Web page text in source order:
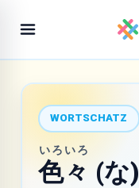
WORTSCHATZ
色
いろ
々
いろ
(な)